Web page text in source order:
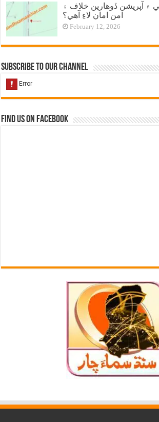
آپريشن ڏوهارين خلاف ۽
امن امان لاءِ آهي؟
February 12, 2026
Subscribe to our Channel
Find us on Facebook